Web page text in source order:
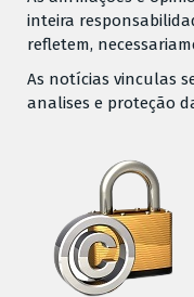
inteira
refletem,
As notícias vinculas
analises e proteção